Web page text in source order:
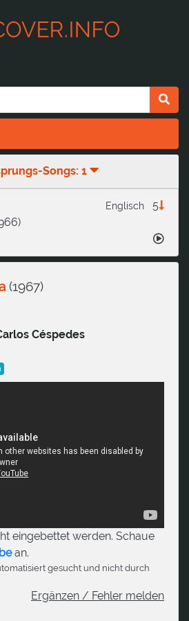
Songs: 1
5
Englisch
)
(1967)
Céspedes
eingebettet werden. Schaue
an.
gesucht und nicht durch
Ergänzen / Fehler melden